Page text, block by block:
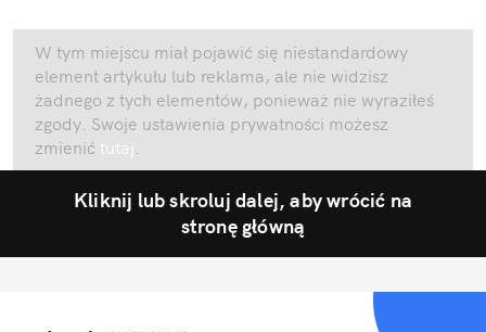
W tym miejscu miał pojawić się niestandardowy
element artykułu lub reklama, ale nie widzisz
żadnego z tych elementów, ponieważ nie wyraziłeś
zgody. Swoje ustawienia prywatności możesz
zmienić tutaj .
Kliknij lub skroluj dalej, aby wrócić na
stronę główną